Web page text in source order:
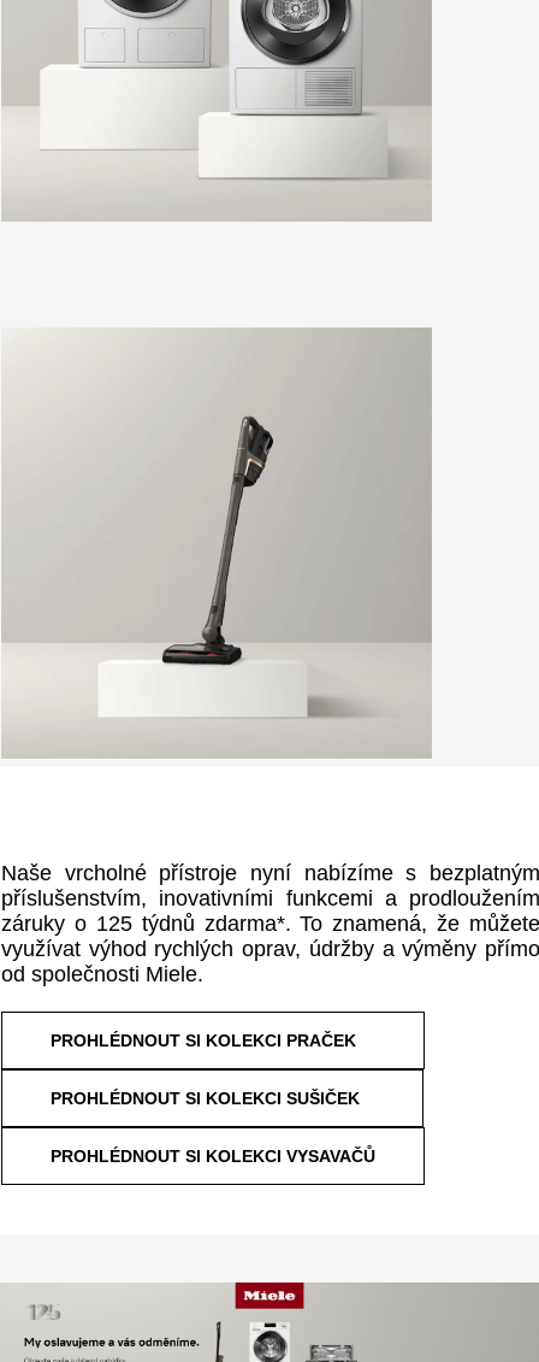
Naše vrcholné přístroje nyní nabízíme s bezplatným
příslušenstvím, inovativními funkcemi a prodloužením
záruky o 125 týdnů zdarma*. To znamená, že můžete
využívat výhod rychlých oprav, údržby a výměny přímo
od společnosti Miele.
PROHLÉDNOUT SI KOLEKCI PRAČEK
PROHLÉDNOUT SI KOLEKCI SUŠIČEK
PROHLÉDNOUT SI KOLEKCI VYSAVAČŮ